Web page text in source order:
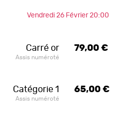
Vendredi 26 Février 20:00
Carré or
Assis numéroté
79,00 €
Catégorie 1
Assis numéroté
65,00 €